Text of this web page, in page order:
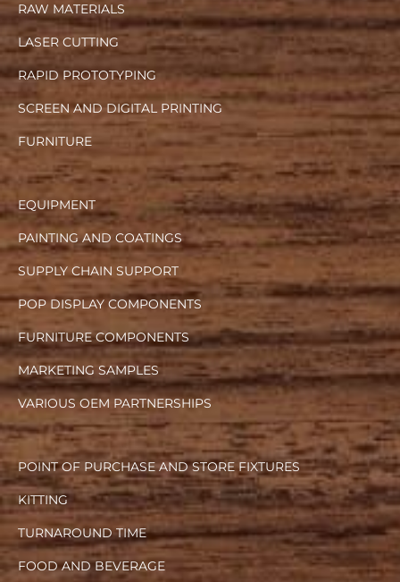
RAW MATERIALS
LASER CUTTING
RAPID PROTOTYPING
SCREEN AND DIGITAL PRINTING
FURNITURE
EQUIPMENT
PAINTING AND COATINGS
SUPPLY CHAIN SUPPORT
POP DISPLAY COMPONENTS
FURNITURE COMPONENTS
MARKETING SAMPLES
VARIOUS OEM PARTNERSHIPS
POINT OF PURCHASE AND STORE FIXTURES
KITTING
TURNAROUND TIME
FOOD AND BEVERAGE